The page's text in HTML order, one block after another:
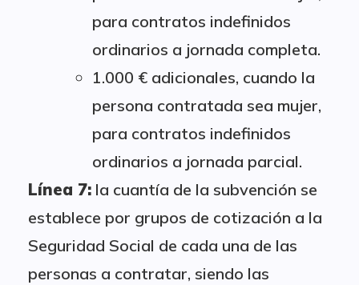
para contratos indefinidos
ordinarios a jornada completa.
1.000 € adicionales, cuando la
persona contratada sea mujer,
para contratos indefinidos
ordinarios a jornada parcial.
Línea 7: la cuantía de la subvención se
establece por grupos de cotización a la
Seguridad Social de cada una de las
personas a contratar, siendo las